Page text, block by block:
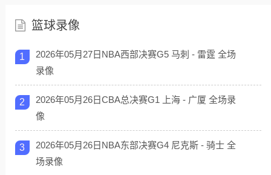
篮球录像
1
2026年05月27日NBA西部决赛G5 马刺 - 雷霆 全场
录像
2
2026年05月26日CBA总决赛G1 上海 - 广厦 全场录
像
3
2026年05月26日NBA东部决赛G4 尼克斯 - 骑士 全
场录像